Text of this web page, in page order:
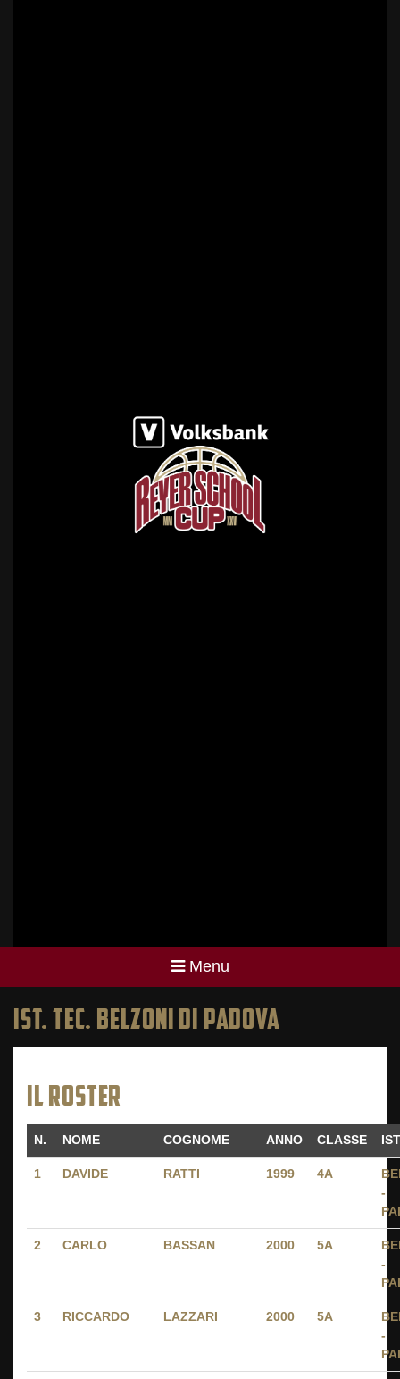
Menu
IST. TEC. BELZONI DI PADOVA
IL ROSTER
N. NOME COGNOME ANNO CLASSE
1 DAVIDE RATTI 1999 4A
-
2 CARLO BASSAN 2000 5A
-
3 RICCARDO LAZZARI 2000 5A
-